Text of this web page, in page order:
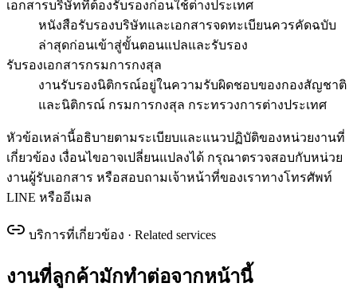
เอกสารบริษัทที่ต้องรับรองก่อนใช้ต่างประเทศ
หนังสือรับรองบริษัทและเอกสารจดทะเบียนควรคัดฉบับ
ล่าสุดก่อนเข้าสู่ขั้นตอนแปลและรับรอง
รับรองเอกสารกรมการกงสุล
งานรับรองนิติกรณ์อยู่ในความรับผิดชอบของกองสัญชาติ
และนิติกรณ์ กรมการกงสุล กระทรวงการต่างประเทศ
หัวข้อเหล่านี้อธิบายตามระเบียบและแนวปฏิบัติของหน่วยงานที่
เกี่ยวข้อง เงื่อนไขอาจเปลี่ยนแปลงได้ กรุณาตรวจสอบกับหน่วย
งานผู้รับเอกสาร หรือสอบถามเจ้าหน้าที่ของเราทางโทรศัพท์
LINE หรืออีเมล
บริการที่เกี่ยวข้อง · Related services
งานที่ลูกค้ามักทำต่อจากหน้านี้